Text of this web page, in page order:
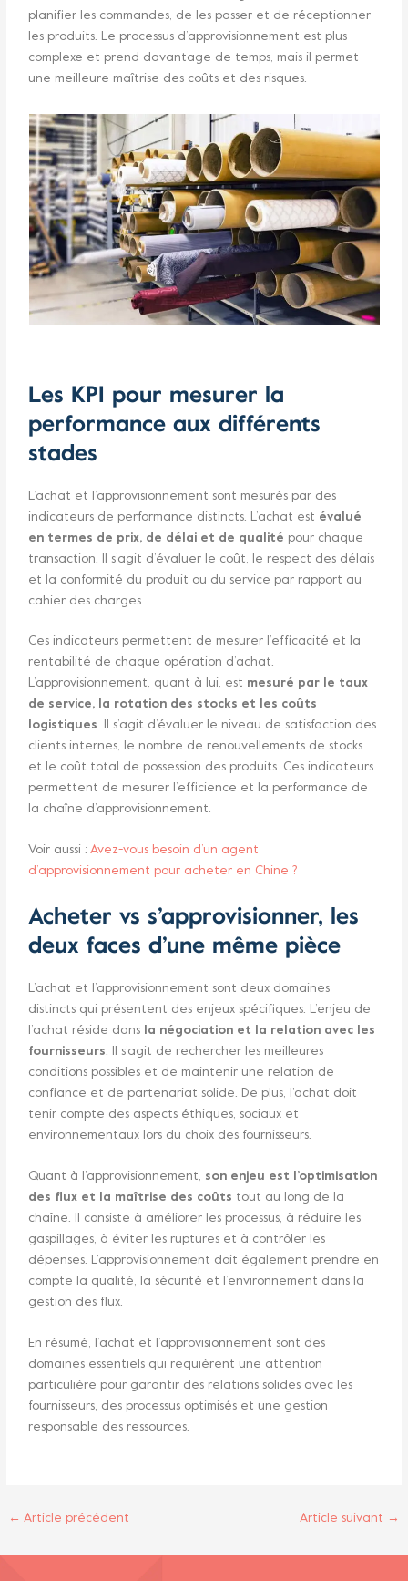
planifier les commandes, de les passer et de réceptionner
les produits. Le processus d’approvisionnement est plus
complexe et prend davantage de temps, mais il permet
une meilleure maîtrise des coûts et des risques.
Les KPI pour mesurer la
performance aux différents
stades
L’achat et l’approvisionnement sont mesurés par des
indicateurs de performance distincts. L’achat est évalué
en termes de prix, de délai et de qualité pour chaque
transaction. Il s’agit d’évaluer le coût, le respect des délais
et la conformité du produit ou du service par rapport au
cahier des charges.
Ces indicateurs permettent de mesurer l’efficacité et la
rentabilité de chaque opération d’achat.
L’approvisionnement, quant à lui, est mesuré par le taux
de service, la rotation des stocks et les coûts
logistiques. Il s’agit d’évaluer le niveau de satisfaction des
clients internes, le nombre de renouvellements de stocks
et le coût total de possession des produits. Ces indicateurs
permettent de mesurer l’efficience et la performance de
la chaîne d’approvisionnement.
Voir aussi :Avez-vous besoin d’un agent
d’approvisionnement pour acheter en Chine ?
Acheter vs s’approvisionner, les
deux faces d’une même pièce
L’achat et l’approvisionnement sont deux domaines
distincts qui présentent des enjeux spécifiques. L’enjeu de
l’achat réside dans
la négociation et la relation avec les
fournisseurs. Il s’agit de rechercher les meilleures
conditions possibles et de maintenir une relation de
confiance et de partenariat solide. De plus, l’achat doit
tenir compte des aspects éthiques, sociaux et
environnementaux lors du choix des fournisseurs.
Quant à l’approvisionnement, son enjeu est l’optimisation
des flux et la maîtrise des coûts tout au long de la
chaîne. Il consiste à améliorer les processus, à réduire les
gaspillages, à éviter les ruptures et à contrôler les
dépenses. L’approvisionnement doit également prendre en
compte la qualité, la sécurité et l’environnement dans la
gestion des flux.
En résumé, l’achat et l’approvisionnement sont des
domaines essentiels qui requièrent une attention
particulière pour garantir des relations solides avec les
fournisseurs, des processus optimisés et une gestion
responsable des ressources.
← Article précédent Article suivant →